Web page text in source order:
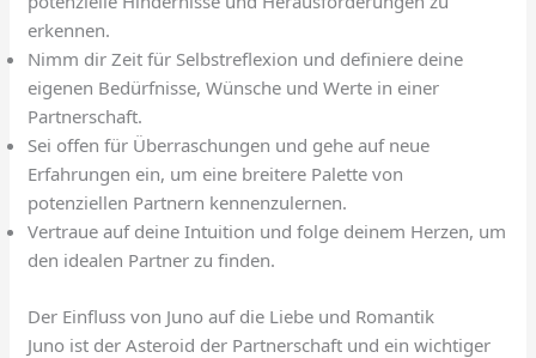
erkennen.
Nimm dir Zeit für Selbstreflexion und definiere deine
eigenen Bedürfnisse, Wünsche und Werte in einer
Partnerschaft.
Sei offen für Überraschungen und gehe auf neue
Erfahrungen ein, um eine breitere Palette von
potenziellen Partnern kennenzulernen.
Vertraue auf deine Intuition und folge deinem Herzen, um
den idealen Partner zu finden.
Der Einfluss von Juno auf die Liebe und Romantik
Juno ist der Asteroid der Partnerschaft und ein wichtiger